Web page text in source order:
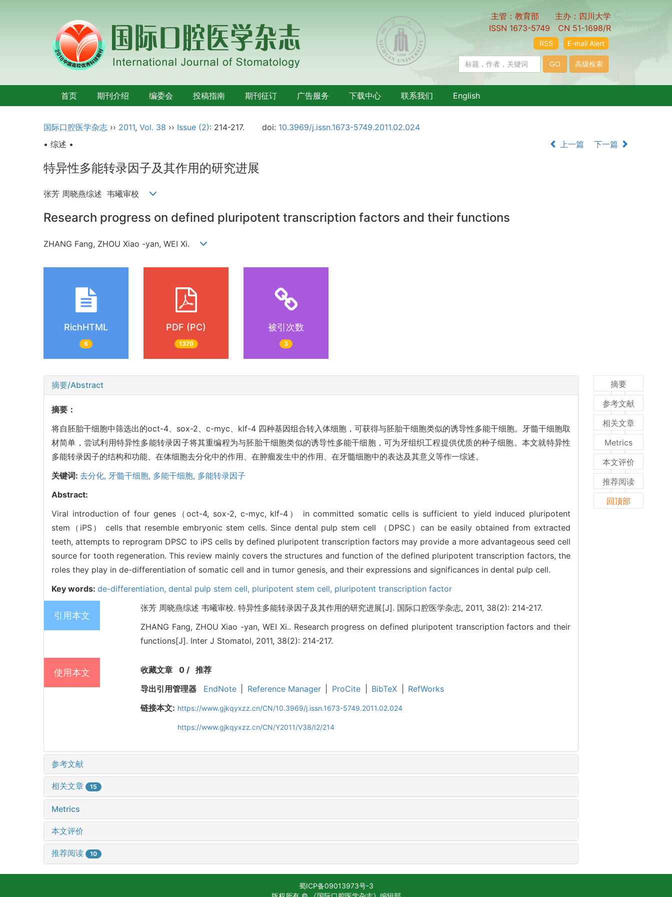
主管：教育部 主办：四川大学
ISSN 1673-5749 CN 51-1698/R
E-mail Alert
RSS
首页 期刊介绍 编委会 投稿指南 期刊征订 广告服务 下载中心 联系我们 English
国际口腔医学杂志 ›› 2011, Vol. 38 ›› Issue (2): 214-217. doi: 10.3969/j.issn.1673-5749.2011.02.024
• 综述 •
上一篇 下一篇
特异性多能转录因子及其作用的研究进展
张芳 周晓燕综述 韦曦审校
Research progress on defined pluripotent transcription factors and their functions
ZHANG Fang, ZHOU Xiao -yan, WEI Xi.
RichHTML
6
PDF (PC)
1370
被引次数
3
摘要/Abstract
摘要：
将自胚胎干细胞中筛选出的oct-4、sox-2、c-myc、klf-4 四种基因组合转入体细胞，可获得与胚胎干细胞类似的诱导性多能干细胞。牙髓干细胞取
材简单，尝试利用特异性多能转录因子将其重编程为与胚胎干细胞类似的诱导性多能干细胞，可为牙组织工程提供优质的种子细胞。本文就特异性
多能转录因子的结构和功能、在体细胞去分化中的作用、在肿瘤发生中的作用、在牙髓细胞中的表达及其意义等作一综述。
关键词: 去分化, 牙髓干细胞, 多能干细胞, 多能转录因子
Abstract:
Viral introduction of four genes（oct-4, sox-2, c-myc, klf-4） in committed somatic cells is sufficient to yield induced pluripotent
stem（iPS） cells that resemble embryonic stem cells. Since dental pulp stem cell （DPSC）can be easily obtained from extracted
teeth, attempts to reprogram DPSC to iPS cells by defined pluripotent transcription factors may provide a more advantageous seed cell
source for tooth regeneration. This review mainly covers the structures and function of the defined pluripotent transcription factors, the
roles they play in de-differentiation of somatic cell and in tumor genesis, and their expressions and significances in dental pulp cell.
Key words: de-differentiation, dental pulp stem cell, pluripotent stem cell, pluripotent transcription factor
引用本文
张芳 周晓燕综述 韦曦审校. 特异性多能转录因子及其作用的研究进展[J]. 国际口腔医学杂志, 2011, 38(2): 214-217.
ZHANG Fang, ZHOU Xiao -yan, WEI Xi.. Research progress on defined pluripotent transcription factors and their
functions[J]. Inter J Stomatol, 2011, 38(2): 214-217.
使用本文 收藏文章 0/ 推荐
导出引用管理器
EndNote Reference Manager ProCite BibTeX
RefWorks
链接本文: https://www.gjkqyxzz.cn/CN/10.3969/j.issn.1673-5749.2011.02.024
https://www.gjkqyxzz.cn/CN/Y2011/V38/I2/214
参考文献
相关文章 15
Metrics
本文评价
推荐阅读 10
摘要
参考文献
相关文章
Metrics
本文评价
推荐阅读
回顶部
蜀ICP备09013973号-3